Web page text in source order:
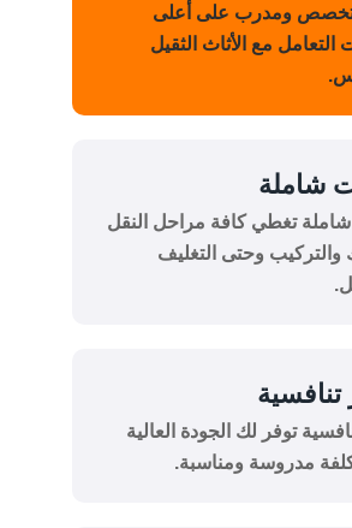
ومدرب على أعلى
التعامل مع الأثاث الثقيل
شاملة
تغطي كافة مراحل النقل
والتركيب وحتى التغليف
تنافسية
توفر لك الجودة العالية
مدروسة ومناسبة.